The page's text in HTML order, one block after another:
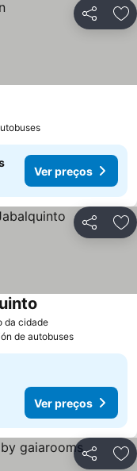
Partilhar
preços
Ver preços
Partilhar
da cidadeVer preços
de autobuses
Ver preços
Partilhar